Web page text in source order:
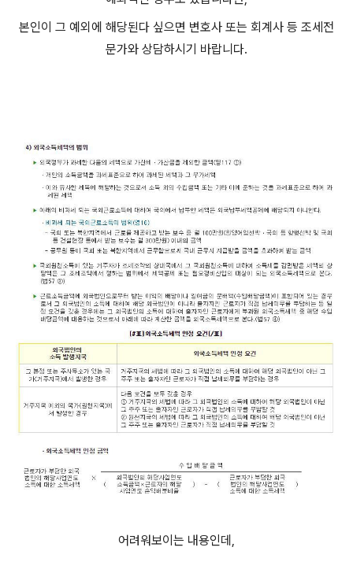
본인이 그 예외에 해당된다 싶으면 변호사 또는 회계사 등 조세전
문가와 상담하시기 바랍니다.
어려워보이는 내용인데,